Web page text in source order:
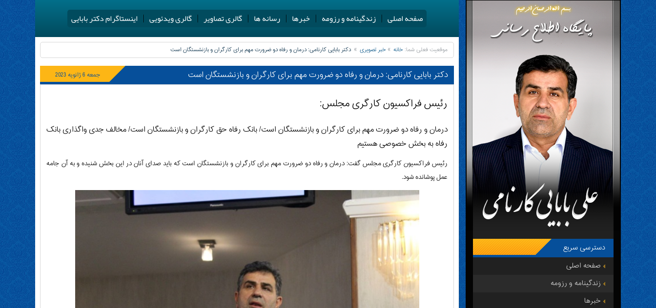
دسترسی سریع
صفحه اصلی
زندگینامه و رزومه
خبرها
صفحه اصلی زندگینامه و رزومه خبرها رسانه ها گالری تصاویر گالری ویدئویی اینستاگرام دکتر بابایی
موقعیت فعلی شما: خانه خبر تصویری دکتر بابایی کارنامی: درمان و رفاه دو ضرورت مهم برای کارگران و بازنشستگان است
دکتر بابایی کارنامی: درمان و رفاه دو ضرورت مهم برای کارگران و بازنشستگان است جمعه 6 ژانویه 2023
رئیس فراکسیون کارگری مجلس:
درمان و رفاه دو ضرورت مهم برای کارگران و بازنشستگان است/ بانک رفاه حق کارگران و بازنشستگان است/ مخالف جدی واگذاری بانک
رفاه به بخش خصوصی هستیم
رئیس فراکسیون کارگری مجلس گفت: درمان و رفاه دو ضرورت مهم برای کارگران و بازنشستگان است که باید صدای آنان در این بخش شنیده و به آن‌ جامه
عمل پوشانده شود.